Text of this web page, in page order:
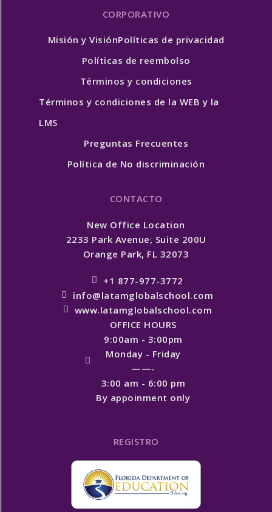
CORPORATIVO
Misión y VisiónPolíticas de privacidad
Políticas de reembolso
Términos y condiciones
Términos y condiciones de la WEB y la
LMS
Preguntas Frecuentes
Política de No discriminación
CONTACTO
New Office Location
2233 Park Avenue, Suite 200U
Orange Park, FL 32073
+1 877-977-3772
info@latamglobalschool.com
www.latamglobalschool.com
OFFICE HOURS
9:00am - 3:00pm
Monday - Friday
——-
3:00 am - 6:00 pm
By appoinment only
REGISTRO